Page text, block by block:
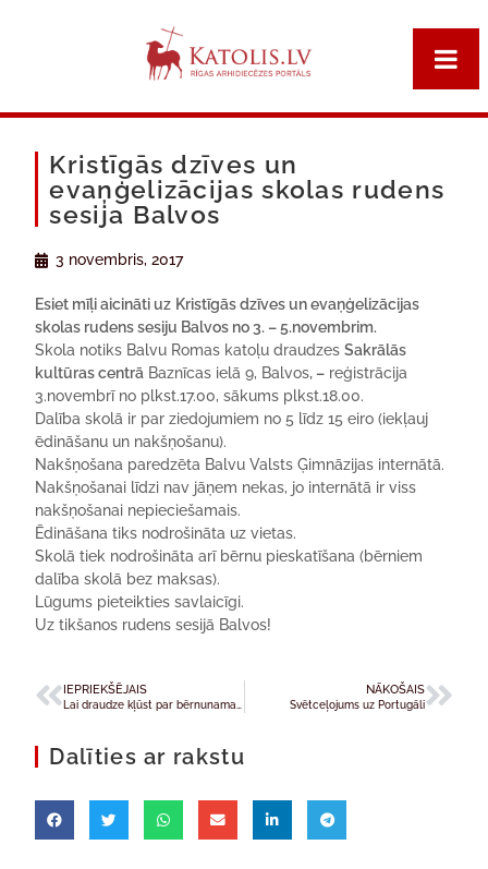
Kristīgās dzīves un
evaņģelizācijas skolas rudens
sesija Balvos
3 novembris, 2017
Esiet mīļi aicināti uz Kristīgās dzīves un evaņģelizācijas
skolas rudens sesiju Balvos no 3. – 5.novembrim.
Skola notiks Balvu Romas katoļu draudzesSakrālās
kultūras centrā Baznīcas ielā 9, Balvos, – reģistrācija
3.novembrī no plkst.17.00, sākums plkst.18.00.
Dalība skolā ir par ziedojumiem no 5 līdz 15 eiro (iekļauj
ēdināšanu un nakšņošanu).
Nakšņošana paredzēta Balvu Valsts Ģimnāzijas internātā.
Nakšņošanai līdzi nav jāņem nekas, jo internātā ir viss
nakšņošanai nepieciešamais.
Ēdināšana tiks nodrošināta uz vietas.
Skolā tiek nodrošināta arī bērnu pieskatīšana (bērniem
dalība skolā bez maksas).
Lūgums pieteikties savlaicīgi.
Uz tikšanos rudens sesijā Balvos!
IEPRIEKŠĒJAIS NĀKOŠAIS
Svētceļojums uz Portugāli
Dalīties ar rakstu